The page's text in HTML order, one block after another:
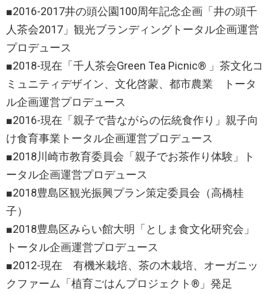
■2016-2017井の頭公園100周年記念企画「井の頭千
人茶会2017」観光ブランディングトータル企画運営
プロデュース
■2018-現在「千人茶会Green Tea Picnic®︎ 」茶文化コ
ミュニティデザイン、文化啓蒙、都市農業 トータ
ル企画運営プロデュース
■2016-現在「親子で昔ながらの伝統食作り」親子向
け食育事業トータル企画運営プロデュース
■2018川崎市教育委員会「親子でお茶作り体験」ト
ータル企画運営プロデュース
■2018豊島区観光振興プラン策定委員会（高橋桂
子）
■2018豊島区みらい館大明「としま食文化研究会」
トータル企画運営プロデュース
■2012-現在 有機米栽培、茶の木栽培、オーガニッ
クファーム「植育ごはんプロジェクト®︎」発足